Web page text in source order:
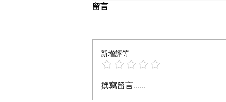
想火别再靠笔记数量取胜
留言
新增評等
撰寫留言......